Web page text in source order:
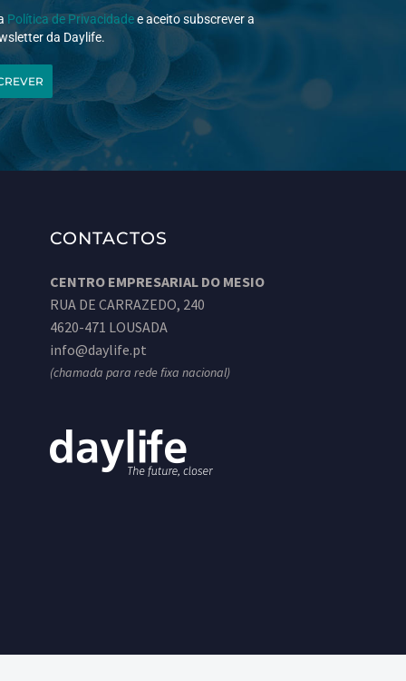
Política de Privacidadee aceito subscrever a
da Daylife.
CONTACTOS
CENTRO EMPRESARIAL DO MESIO
RUA DE CARRAZEDO, 240
4620-471 LOUSADA
info@daylife.pt
(chamada para rede fixa nacional)